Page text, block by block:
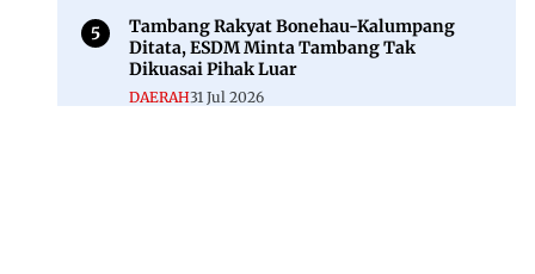
Tambang Rakyat Bonehau-Kalumpang
Ditata, ESDM Minta Tambang Tak
Dikuasai Pihak Luar
DAERAH31 Jul 2026